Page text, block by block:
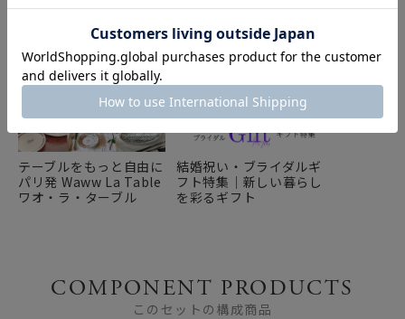
テーブルをもっと自由に
パリ発 Waww La Table
ワオ・ラ・ターブル
結婚祝い・ブライダルギ
フト特集｜新しい暮らし
を彩るギフト
COMPONENT PRODUCTS
このセットの構成商品